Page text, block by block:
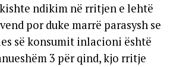
ndikim në rritjen e lehtë
por duke marrë parasysh se
së konsumit inlacioni është
3 për qind, kjo rritje